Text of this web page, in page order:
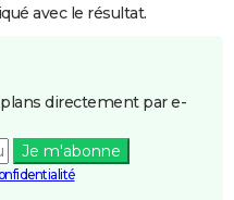
avec le résultat.
directement par e-
Je m'abonne